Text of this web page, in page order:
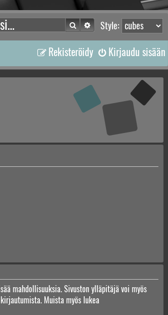
Style:
Etsi Tarkennettu haku
Kirjaudu sisään
Rekisteröidy
mahdollisuuksia. Sivuston ylläpitäjä voi myös
Muista myös lukea